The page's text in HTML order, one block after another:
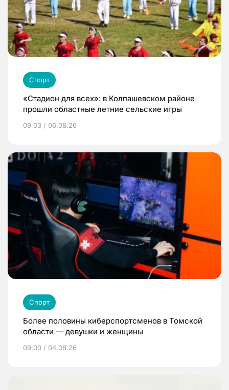
Спорт
«Стадион для всех»: в Колпашевском районе
прошли областные летние сельские игры
09:03 / 06.08.26
Спорт
Более половины киберспортсменов в Томской
области — девушки и женщины
09:00 / 04.08.26